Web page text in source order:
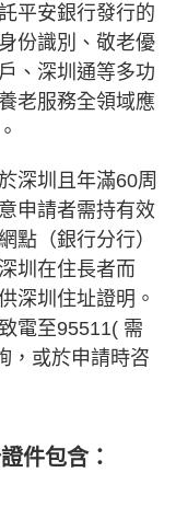
平安銀行發行的
份識別、敬老優
、深圳通等多功
老服務全領域應
深圳且年滿60周
申請者需持有效
點（銀行分行）
圳在住長者而
深圳住址證明。
電至95511( 需
，或於申請時咨
件包含：